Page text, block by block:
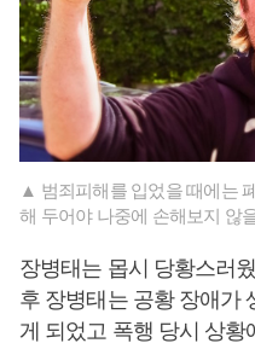
▲ 범죄피해를 입었을 때에는
해 두어야 나중에 손해보지 않
장병태는 몹시 당황스러
후 장병태는 공황 장애가
게 되었고 폭행 당시 상